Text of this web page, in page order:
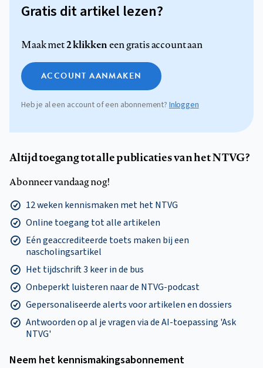
Gratis dit artikel lezen?
Maak met2 klikkeneen gratis account aan
ACCOUNT AANMAKEN
Heb je al een account of een abonnement? Inloggen
Altijd toegang tot alle publicaties van het NTVG?
Abonneer vandaag nog!
12 weken kennismaken met het NTVG
Online toegang tot alle artikelen
Eén geaccrediteerde toets maken bij een
nascholingsartikel
Het tijdschrift 3 keer in de bus
Onbeperkt luisteren naar de NTVG-podcast
Gepersonaliseerde alerts voor artikelen en dossiers
Antwoorden op al je vragen via de AI-toepassing 'Ask
NTVG'
Neem het kennismakings­abonnement